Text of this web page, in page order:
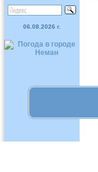
06.08.2026 г.